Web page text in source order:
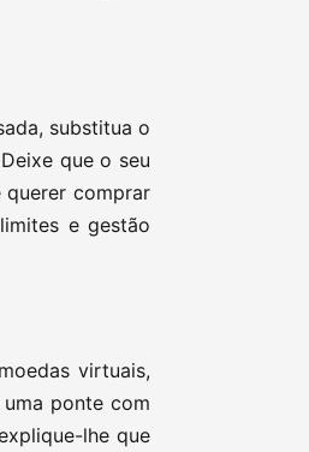
substitua o
que o seu
comprar
e gestão
virtuais,
ponte com
lhe que